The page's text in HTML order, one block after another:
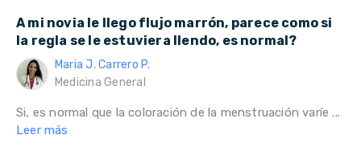
A mi novia le llego flujo marrón, parece como si
la regla se le estuviera llendo, es normal?
Maria J. Carrero P.
Medicina General
Si, es normal que la coloración de la menstruación varíe ...
Leer más